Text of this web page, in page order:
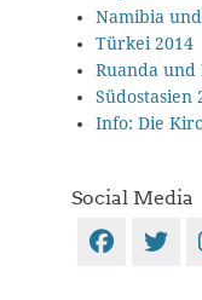
Namibia
Türkei 2014
Ruanda und
Südostasien
Info: Die
Social Media